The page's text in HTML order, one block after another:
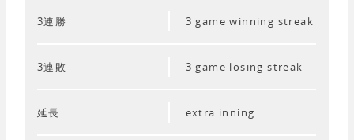
3連勝 3 game winning streak
3連敗 3 game losing streak
延長 extra inning